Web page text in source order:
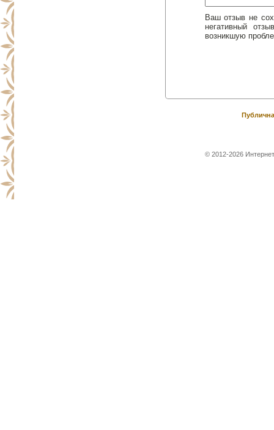
Ваш отзыв не
негативный
возникшую
© 2012-2026